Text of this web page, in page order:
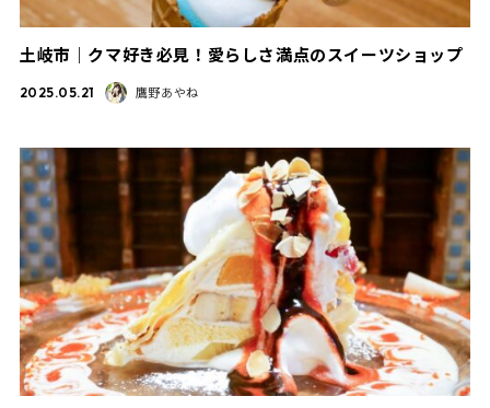
土岐市｜クマ好き必見！愛らしさ満点のスイーツショップ
2025.05.21 鷹野あやね